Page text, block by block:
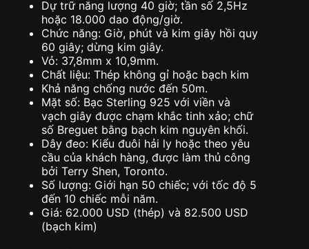
Dự trữ năng lượng 40 giờ; tần số 2,5Hz
hoặc 18.000 dao động/giờ.
Chức năng: Giờ, phút và kim giây hồi quy
60 giây; dừng kim giây.
Vỏ: 37,8mm x 10,9mm.
Chất liệu: Thép không gỉ hoặc bạch kim
Khả năng chống nước đến 50m.
Mặt số: Bạc Sterling 925 với viền và
vạch giây được chạm khắc tinh xảo; chữ
số Breguet bằng bạch kim nguyên khối.
Dây đeo: Kiểu đuôi hải ly hoặc theo yêu
cầu của khách hàng, được làm thủ công
bởi Terry Shen, Toronto.
Số lượng: Giới hạn 50 chiếc; với tốc độ 5
đến 10 chiếc mỗi năm.
Giá: 62.000 USD (thép) và 82.500 USD
(bạch kim)